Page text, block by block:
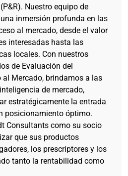
Nuestro equipo de
inmersión profunda en las
al mercado, desde el valor
interesadas hasta las
locales. Con nuestros
de Evaluación del
al Mercado, brindamos a las
de mercado,
estratégicamente la entrada
posicionamiento óptimo.
Consultants como su socio
que sus productos
los prescriptores y los
tanto la rentabilidad como